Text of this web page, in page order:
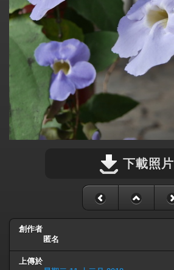
下載照片
創作者
匿名
上傳於